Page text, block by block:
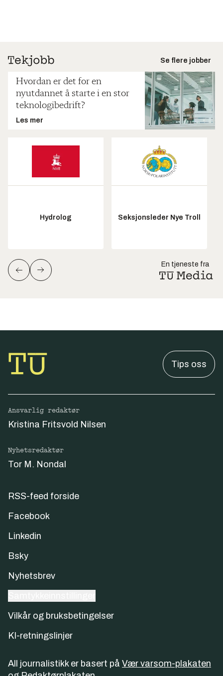
Se flere jobber
Hvordan er det for en
nyutdannet å starte i en stor
teknologibedrift?
Les mer
Hydrolog Seksjonsleder Nye Troll
En tjeneste fra
Tips oss
Ansvarlig redaktør
Kristina Fritsvold Nilsen
Nyhetsredaktør
Tor M. Nondal
RSS-feed forside
Facebook
Linkedin
Bsky
Nyhetsbrev
Vilkår og bruksbetingelser
KI-retningslinjer
All journalistikk er basert på Vær varsom-plakaten